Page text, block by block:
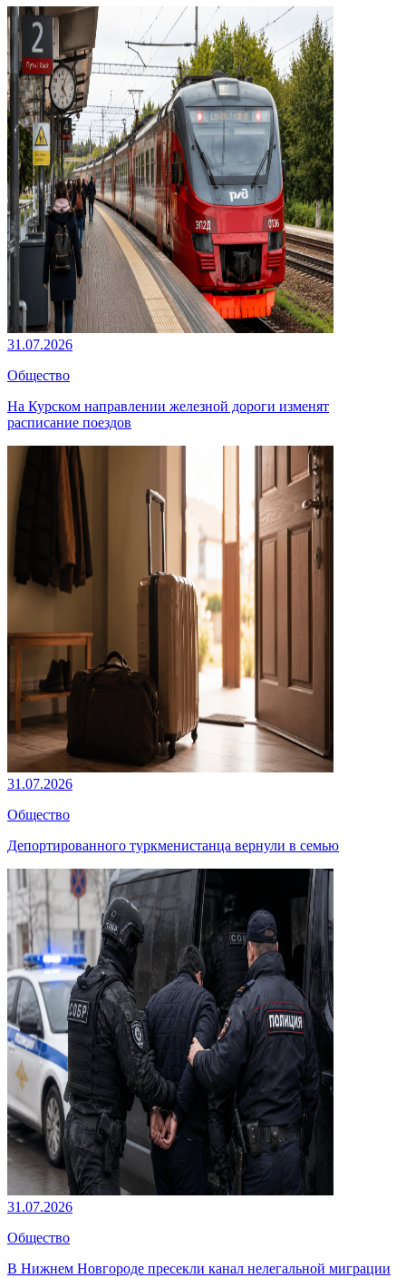
31.07.2026
Общество
На Курском направлении железной дороги изменят
расписание поездов
31.07.2026
Общество
Депортированного туркменистанца вернули в семью
31.07.2026
Общество
В Нижнем Новгороде пресекли канал нелегальной миграции